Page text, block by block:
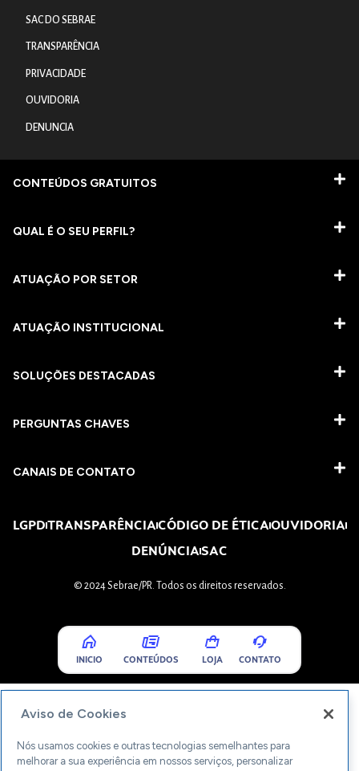
SAC DO SEBRAE
TRANSPARÊNCIA
PRIVACIDADE
OUVIDORIA
DENUNCIA
CONTEÚDOS GRATUITOS
QUAL É O SEU PERFIL?
ATUAÇÃO POR SETOR
ATUAÇÃO INSTITUCIONAL
SOLUÇÕES DESTACADAS
PERGUNTAS CHAVES​
CANAIS DE CONTATO
LGPDTRANSPARÊNCIACÓDIGO DE ÉTICAOUVIDORIA
DENÚNCIASAC
© 2024 Sebrae/PR. Todos os direitos reservados.
INICIO CONTEÚDOS LOJA CONTATO
Aviso de Cookies
Nós usamos cookies e outras tecnologias semelhantes para
melhorar a sua experiência em nossos serviços, personalizar